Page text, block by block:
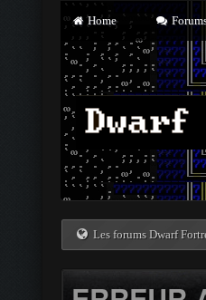
Home
Les forums Dwarf